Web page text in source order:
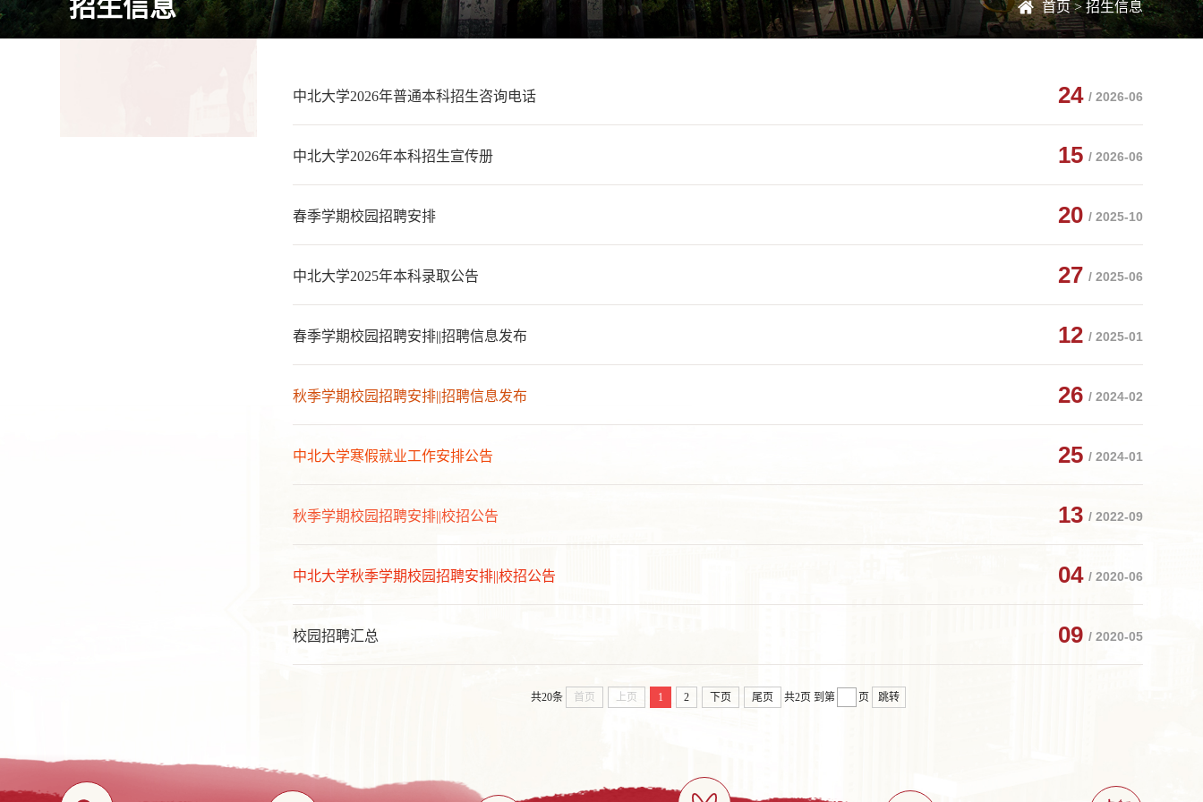
招生信息 首页>招生信息
中北大学2026年普通本科招生咨询电话 24 / 2026-06
中北大学2026年本科招生宣传册 15 / 2026-06
春季学期校园招聘安排 20 / 2025-10
中北大学2025年本科录取公告 27 / 2025-06
春季学期校园招聘安排||招聘信息发布 12 / 2025-01
秋季学期校园招聘安排||招聘信息发布 26 / 2024-02
中北大学寒假就业工作安排公告 25 / 2024-01
秋季学期校园招聘安排||校招公告 13 / 2022-09
中北大学秋季学期校园招聘安排||校招公告 04 / 2020-06
校园招聘汇总 09 / 2020-05
共20条 首页 上页 1 2 下页 尾页 共2页 到第 页 跳转